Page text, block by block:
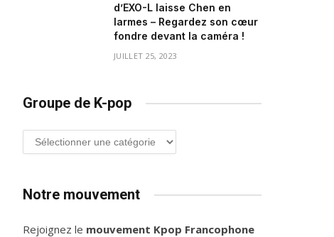
d’EXO-L laisse Chen en
larmes – Regardez son cœur
fondre devant la caméra !
JUILLET 25, 2023
Groupe de K-pop
Groupe
de
Notre mouvement
Rejoignez le mouvement Kpop Francophone